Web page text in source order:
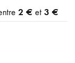
2 € et 3 €